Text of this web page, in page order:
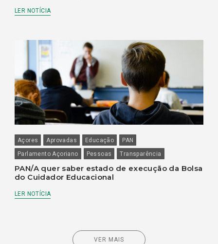
LER NOTÍCIA
Açores Aprovadas Educação
PAN
Parlamento Açoriano
Pessoas Transparência
PAN/A quer saber estado de execução da Bolsa
do Cuidador Educacional
LER NOTÍCIA
VER MAIS